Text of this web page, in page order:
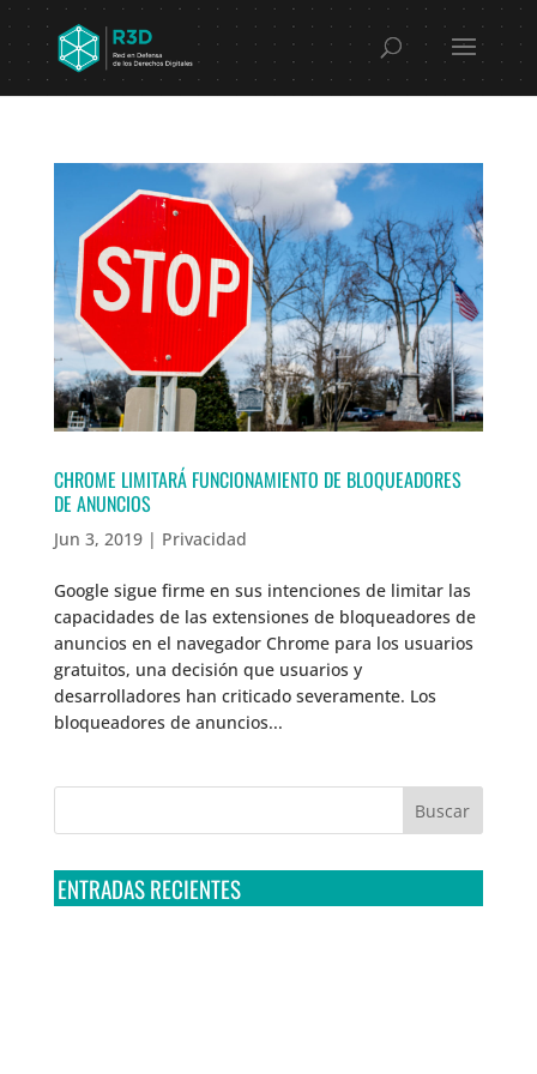
CHROME LIMITARÁ FUNCIONAMIENTO DE BLOQUEADORES
DE ANUNCIOS
Jun 3, 2019| Privacidad
Google sigue firme en sus intenciones de limitar las
capacidades de las extensiones de bloqueadores de
anuncios en el navegador Chrome para los usuarios
gratuitos, una decisión que usuarios y
desarrolladores han criticado severamente. Los
bloqueadores de anuncios...
ENTRADAS RECIENTES